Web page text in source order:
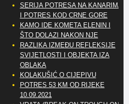
SERIJA POTRESA NA KANARIMA
I POTRES KOD CRNE GORE
KAMO IDE KOMETA ELENIN I
ŠTO DOLAZI NAKON NJE
RAZLIKA IZMEĐU REFLEKSIJE
SVIJETLOSTI I OBJEKTA IZA
OBLAKA
KOLAKUŠIĆ O CIJEPIVU
POTRES 53 KM OD RIJEKE
10.09.2021